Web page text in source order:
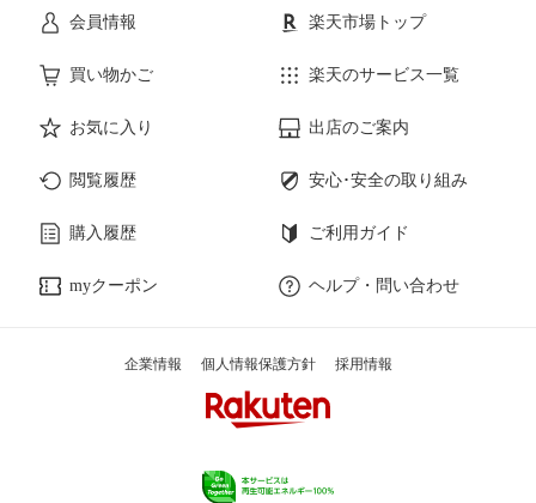
会員情報 楽天市場トップ
買い物かご 楽天のサービス一覧
お気に入り 出店のご案内
閲覧履歴 安心･安全の取り組み
購入履歴 ご利用ガイド
myクーポン ヘルプ・問い合わせ
企業情報 個人情報保護方針 採用情報